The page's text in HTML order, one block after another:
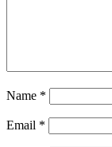
Name *
Email *